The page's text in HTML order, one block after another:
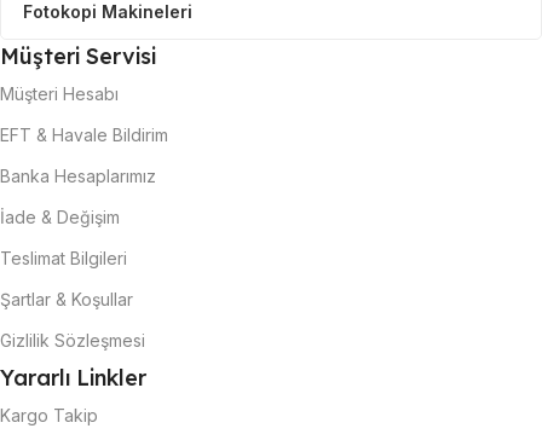
Fotokopi Makineleri
Müşteri Servisi
Müşteri Hesabı
EFT & Havale Bildirim
Banka Hesaplarımız
İade & Değişim
Teslimat Bilgileri
Şartlar & Koşullar
Gizlilik Sözleşmesi
Yararlı Linkler
Kargo Takip